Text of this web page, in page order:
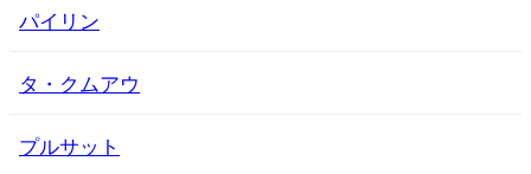
パイリン
タ・クムアウ
プルサット